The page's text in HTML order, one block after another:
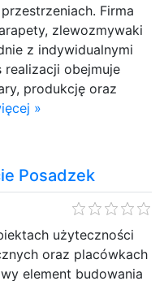
Firma
zlewozmywaki
z indywidualnymi
realizacji obejmuje
produkcję oraz
»
Posadzek
użyteczności
oraz placówkach
element budowania